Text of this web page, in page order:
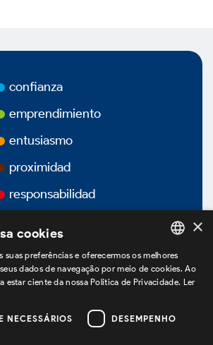
confianza
emprendimiento
entusiasmo
proximidad
responsabilidad
estamos no LinkedIn
PORTUGUESE
×
cookies
suas preferências e oferecermos os melhores
dados de navegação por meio de cookies. Ao
estar ciente da nossa Política de Privacidade. Ler
NECESSÁRIOS DESEMPENHO